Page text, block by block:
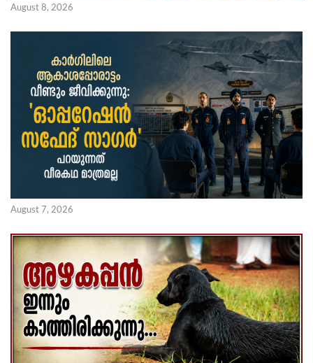
August 8, 2026
August 7, 2026